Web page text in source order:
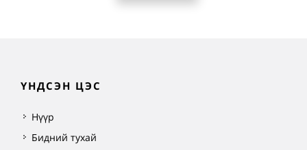
ҮНДСЭН ЦЭС
Нүүр
Бидний тухай